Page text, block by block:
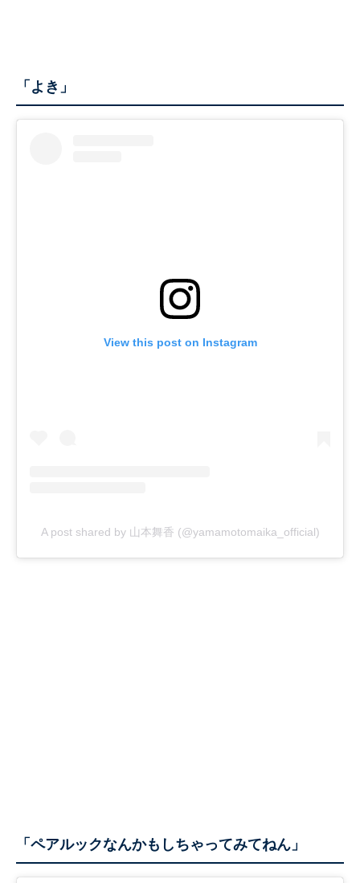
「よき」
View this post on Instagram
A post shared by 山本舞香 (@yamamotomaika_official)
「ペアルックなんかもしちゃってみてねん」